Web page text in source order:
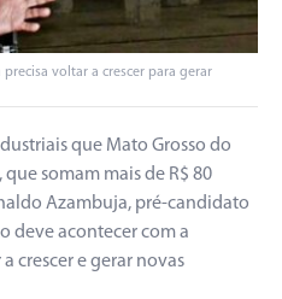
voltar a crescer para gerar
que Mato Grosso do
somam mais de R$ 80
Azambuja, pré-candidato
deve acontecer com a
crescer e gerar novas